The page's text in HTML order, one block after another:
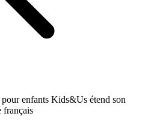
enfants Kids&Us étend son
français